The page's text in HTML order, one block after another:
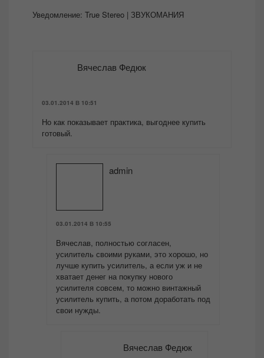
Уведомление: True Stereo | ЗВУКОМАНИЯ
Вячеслав Федюк
03.01.2014 В 10:51
Но как показывает практика, выгоднее купить
готовый.
admin
03.01.2014 В 10:55
Вячеслав, полностью согласен,
усилитель своими руками, это хорошо, но
лучше купить усилитель, а если уж и не
хватает денег на покупку нового
усилителя совсем, то можно винтажный
усилитель купить, а потом доработать под
свои нужды.
Вячеслав Федюк